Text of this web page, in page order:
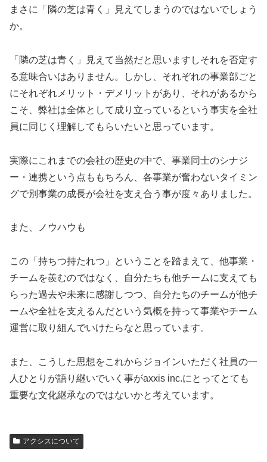
まさに「隣の芝は青く」見えてしまうのではないでしょう
か。
「隣の芝は青く」見えて当然だと思いますしそれを否定す
る意味合いはありません。しかし、それぞれの事業部ごと
にそれぞれメリット・デメリットがあり、それがあるから
こそ、弊社は全体として成り立っているという事実を全社
員に同じく理解してもらいたいと思っています。
実際にこれまでの会社の歴史の中で、事業同士のシナジ
ー・連携という点ももちろん、各事業が奮わないタイミン
グで別事業の成長が会社を支え合う事が度々ありました。
また、ノウハウも
この「持ちつ持たれつ」ということを踏まえて、他事業・
チームを羨むのではなく、自分たちも他チームに支えても
らった過去や未来に感謝しつつ、自分たちのチームが他チ
ームや全社を支えるんだという気概を持って事業やチーム
運営に取り組んでいけたらなと思っています。
また、こうした思想をこれからジョインいただく社員の一
人ひとりが語り継いでいく事がaxxis inc.にとってとても
重要な文化継承なのではないかと考えています。
アクシスについて